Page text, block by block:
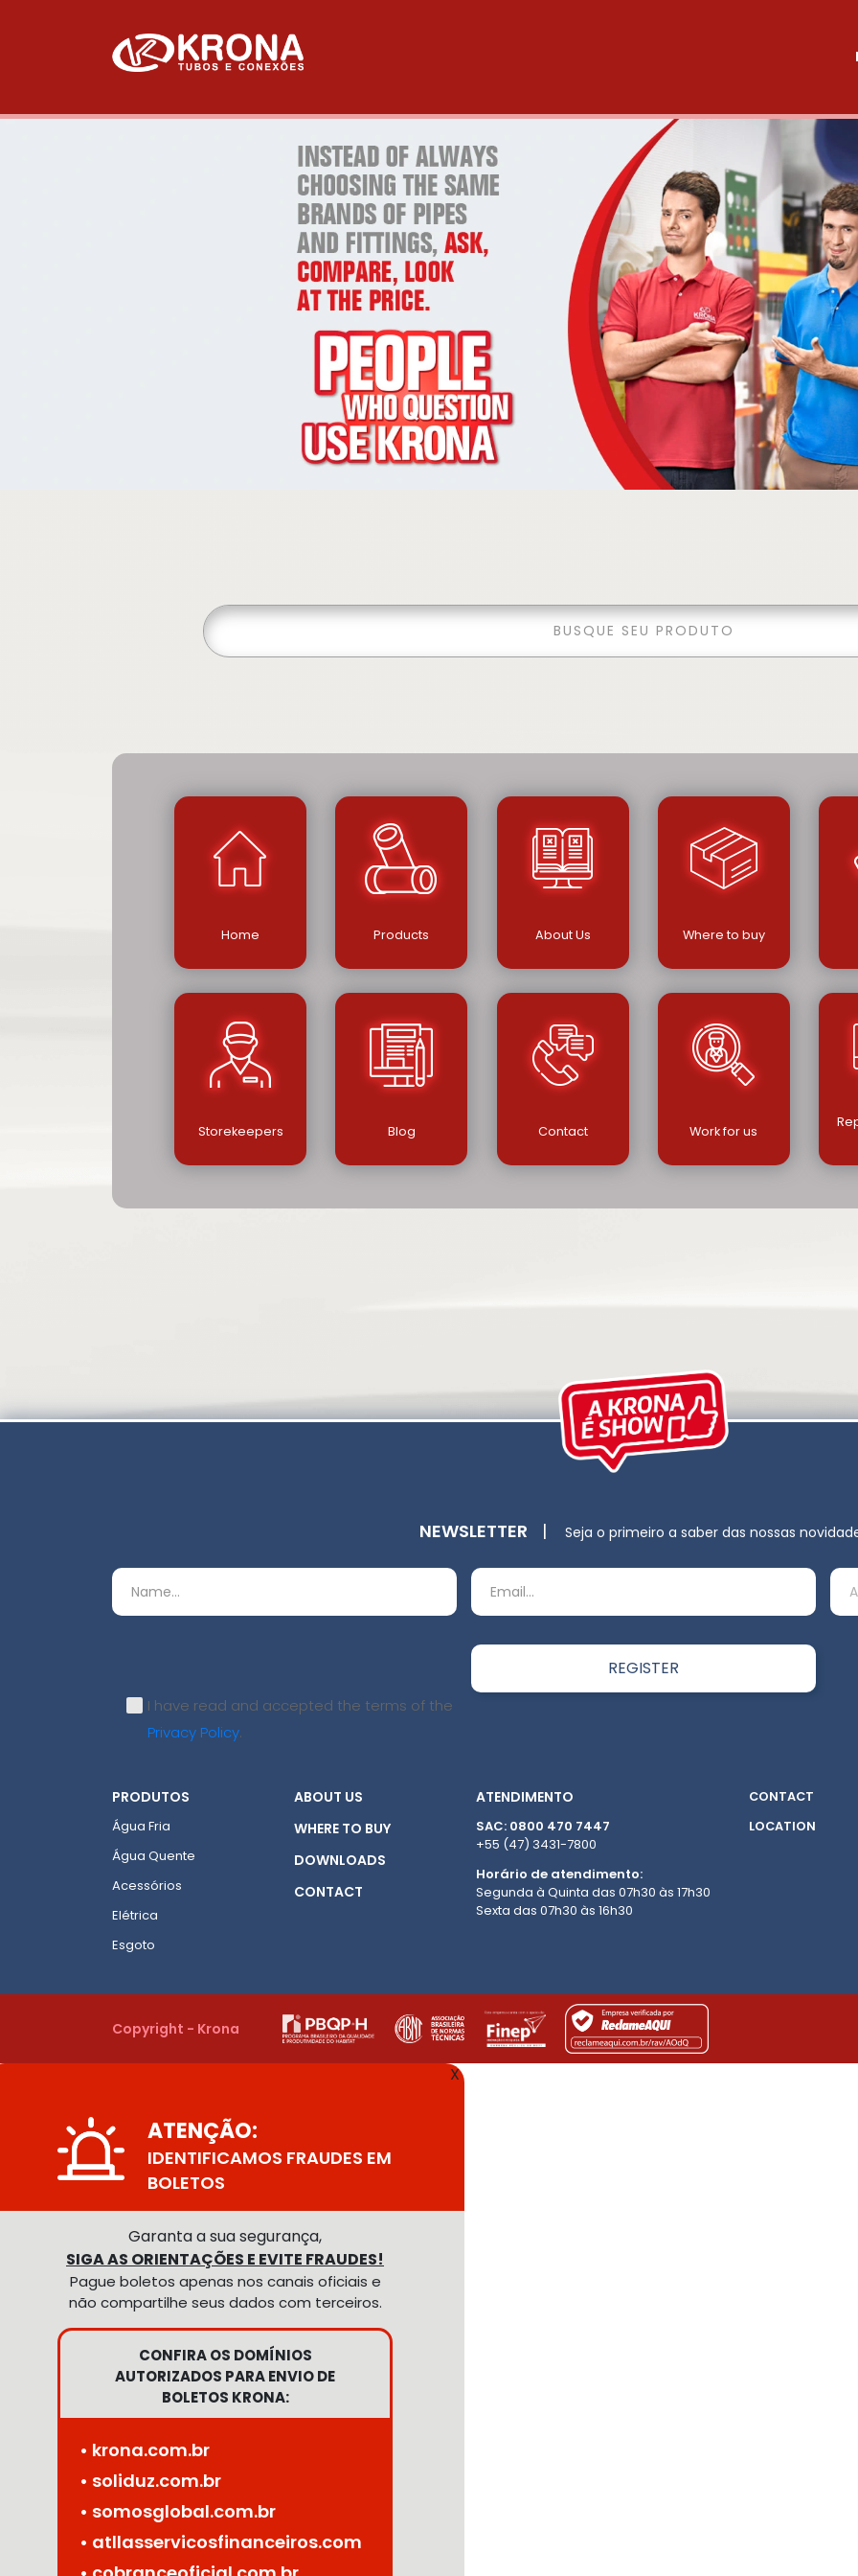
Home Products About Us Where to buy
Storekeepers Blog Contact Work for us
NEWSLETTER | Seja o primeiro a saber das nossas
I have read and accepted the terms of the
Privacy Policy.
PRODUTOS
Água Fria
Água Quente
Acessórios
Elétrica
Esgoto
ABOUT US
WHERE TO BUY
DOWNLOADS
CONTACT
ATENDIMENTO
SAC: 0800 470 7447
+55 (47) 3431-7800
Horário de atendimento:
Segunda à Quinta das 07h30 às 17h30
Sexta das 07h30 às 16h30
CONTACT
LOCATION
Copyright - Krona
X
ATENÇÃO:
IDENTIFICAMOS FRAUDES EM
BOLETOS
Garanta a sua segurança,
SIGA AS ORIENTAÇÕES E EVITE FRAUDES!
Pague boletos apenas nos canais oficiais e
não compartilhe seus dados com terceiros.
CONFIRA OS DOMÍNIOS
AUTORIZADOS PARA ENVIO DE
BOLETOS KRONA:
• krona.com.br
• soliduz.com.br
• somosglobal.com.br
• atllasservicosfinanceiros.com